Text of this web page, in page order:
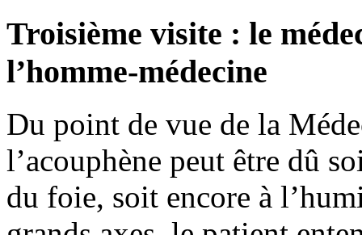
Troisième visite : le
l’homme-médecine
Du point de vue de la
l’acouphène peut être dû
du foie, soit encore à